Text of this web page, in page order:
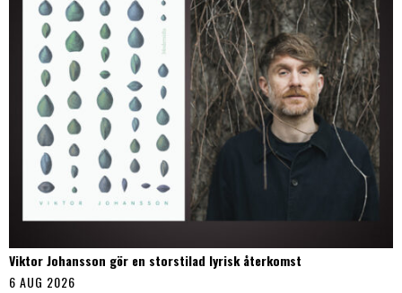
Viktor Johansson gör en storstilad lyrisk återkomst
6 AUG 2026